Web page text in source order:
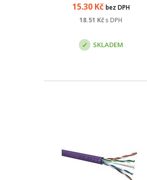
kolem všech párů), který je určen
pro velmi náročné použití.
15.30Kč bez DPH
18.51 Kčs DPH
SKLADEM